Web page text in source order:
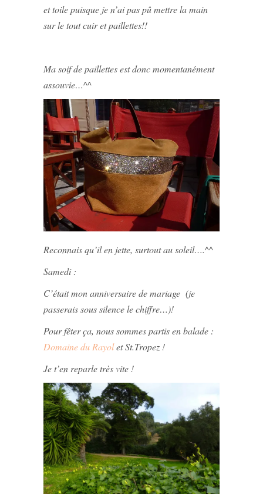
et toile puisque je n’ai pas pû mettre la main
sur le tout cuir et paillettes!!
Ma soif de paillettes est donc momentanément
assouvie…^^
Reconnais qu’il en jette, surtout au soleil….^^
Samedi :
C’était mon anniversaire de mariage (je
passerais sous silence le chiffre…)!
Pour fêter ça, nous sommes partis en balade :
Domaine du Rayolet St.Tropez !
Je t’en reparle très vite !